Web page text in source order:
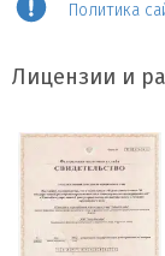
Политика
Лицензии и